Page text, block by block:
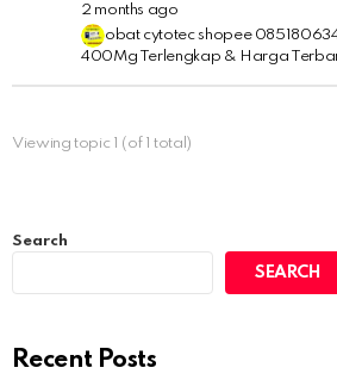
2 months ago
obat cytotec shopee
400Mg Terlengkap & Harga
Viewing topic 1 (of 1 total)
Search
SEARCH
Recent Posts